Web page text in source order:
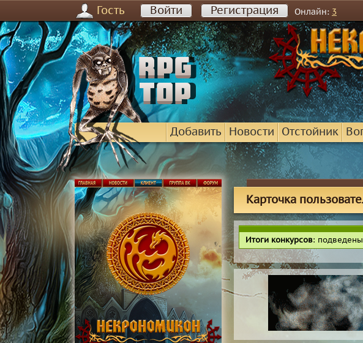
Гость Войти Регистрация Онлайн: 3
Добавить Новости Отстойник
Карточка
Итоги конкурсов: подведены